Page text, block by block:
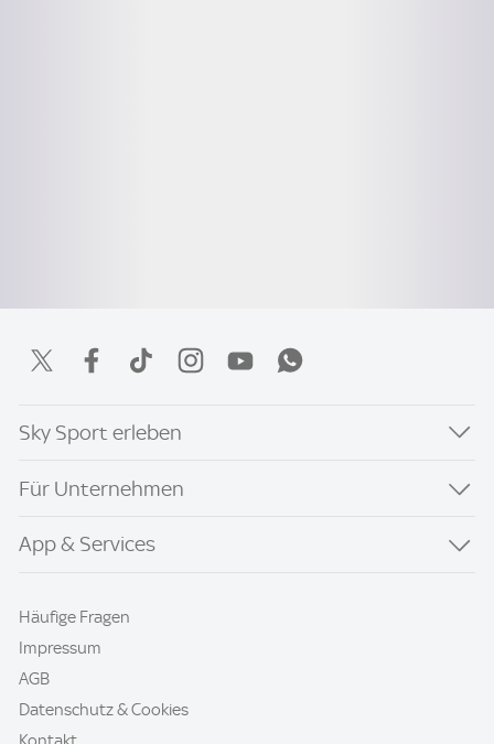
Sky Sport erleben
Für Unternehmen
App & Services
Häufige Fragen
Impressum
AGB
Datenschutz & Cookies